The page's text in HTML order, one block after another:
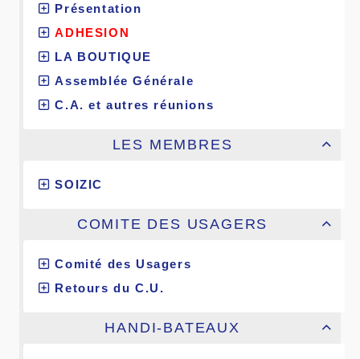
Présentation
ADHESION
LA BOUTIQUE
Assemblée Générale
C.A. et autres réunions

LES MEMBRES
SOIZIC

COMITE DES USAGERS
Comité des Usagers
Retours du C.U.

HANDI-BATEAUX